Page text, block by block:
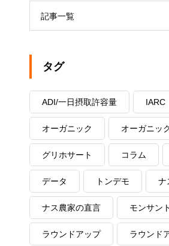
記事一覧
タグ
ADI/一日摂取許容量 IARC
オーガニック オーガニッ
グリホサート コラム
データ トンデモ ナ
ナス農家の直言 モンサント
ラウンドアップ ラウンド